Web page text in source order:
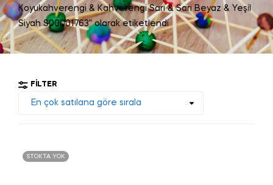
Koyukahverengi & Kahverengi Sarı & Sarı Beyaz & Yeşil
Siyah S00001763” olarak etiketlendi
FILTER
STOKTA YOK